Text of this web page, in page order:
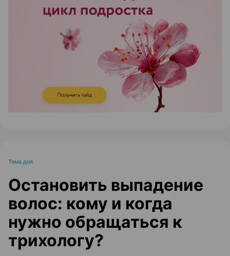
ЭФФЕКТИВНАЯ РЕКЛАМА НА САЙТЕ
Тема дня
Остановить выпадение
волос: кому и когда
нужно обращаться к
трихологу?